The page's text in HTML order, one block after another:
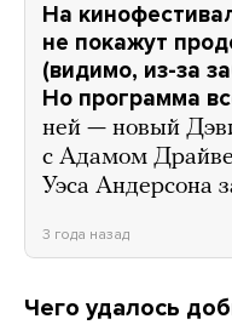
На
не покажут
(видимо, из-за
Но программа
ней — новый
с Адамом
Уэса Андерсона
3 года назад
Чего удалось